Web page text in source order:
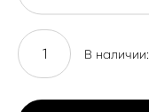
В наличии: